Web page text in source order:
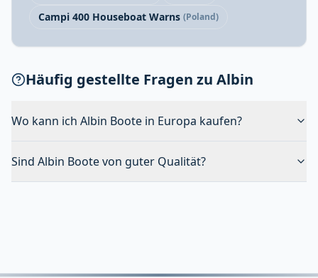
Campi 400 Houseboat Warns (Poland)
Häufig gestellte Fragen zu Albin
Wo kann ich Albin Boote in Europa kaufen?
Sind Albin Boote von guter Qualität?